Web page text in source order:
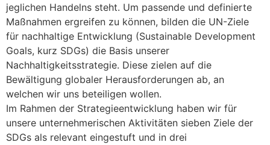
jeglichen Handelns steht. Um passende und definierte
Maßnahmen ergreifen zu können, bilden die UN-Ziele
für nachhaltige Entwicklung (Sustainable Development
Goals, kurz SDGs) die Basis unserer
Nachhaltigkeitsstrategie. Diese zielen auf die
Bewältigung globaler Herausforderungen ab, an
welchen wir uns beteiligen wollen.
Im Rahmen der Strategieentwicklung haben wir für
unsere unternehmerischen Aktivitäten sieben Ziele der
SDGs als relevant eingestuft und in drei